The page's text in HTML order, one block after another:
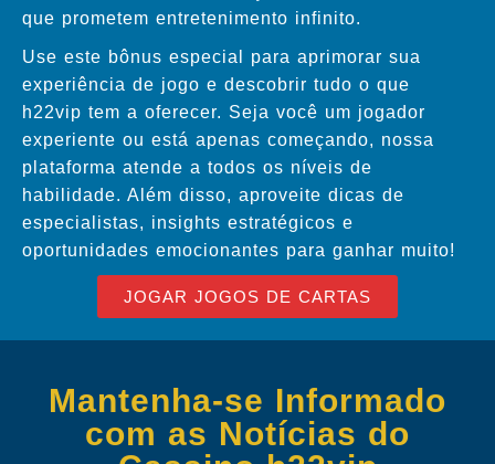
que prometem entretenimento infinito.
Use este bônus especial para aprimorar sua
experiência de jogo e descobrir tudo o que
h22vip tem a oferecer. Seja você um jogador
experiente ou está apenas começando, nossa
plataforma atende a todos os níveis de
habilidade. Além disso, aproveite dicas de
especialistas, insights estratégicos e
oportunidades emocionantes para ganhar muito!
JOGAR JOGOS DE CARTAS
Mantenha-se Informado
com as Notícias do